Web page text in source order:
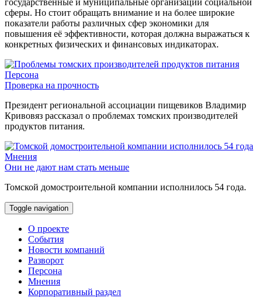
государственные и муниципальные организации социальной
сферы. Но стоит обращать внимание и на более широкие
показатели работы различных сфер экономики для
повышения её эффективности, которая должна выражаться к
конкретных физических и финансовых индикаторах.
Персона
Проверка на прочность
Президент региональной ассоциации пищевиков Владимир
Кривовяз рассказал о проблемах томских производителей
продуктов питания.
Мнения
Они не дают нам стать меньше
Томской домостроительной компании исполнилось 54 года.
Toggle navigation
О проекте
События
Новости компаний
Разворот
Персона
Мнения
Корпоративный раздел